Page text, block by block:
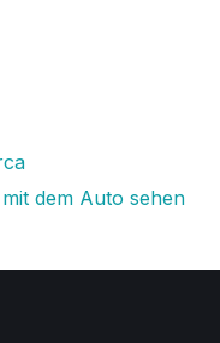
dem Auto sehen